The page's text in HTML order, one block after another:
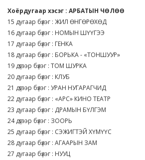
Хоёрдугаар хэсэг : АРБАТЫН ЧӨЛӨӨ
15 дугаар бүлэг : ЖИЛ ӨНГӨРӨХӨД
16 дугаар бүлэг : НОМЫН ШҮҮГЭЭ
17 дугаар бүлэг : ГЕНКА
18 дугаар бүлэг : БОРЬКА - «ТОНШУУР»
19 дүгээр бүлэг : ТОМ ШУРКА
20 дугаар бүлэг : КЛУБ
21 дүгээр бүлэг : УРАН НУГАРАГЧИД
22 дугаар бүлэг : «АРС» КИНО ТЕАТР
23 дугаар бүлэг : ДРАМЫН БҮЛГЭМ
24 дүгээр бүлэг : ЗООРЬ
25 дугаар бүлэг : СЭЖИГТЭЙ ХҮМҮҮС
28 дугаар бүлэг : АГААРЫН ЗАМ
27 дугаар бүлэг : НУУЦ